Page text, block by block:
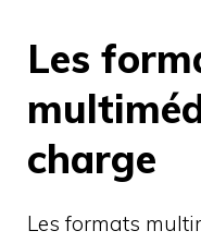
Les
charge
Les formats